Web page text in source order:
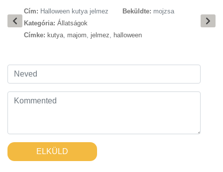
Cím: Halloween kutya jelmez Beküldte: mojzsa
Kategória: Állatságok
Címke: kutya, majom, jelmez, halloween
ELKÜLD